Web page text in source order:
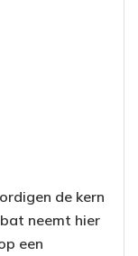
de kern
neemt hier
een